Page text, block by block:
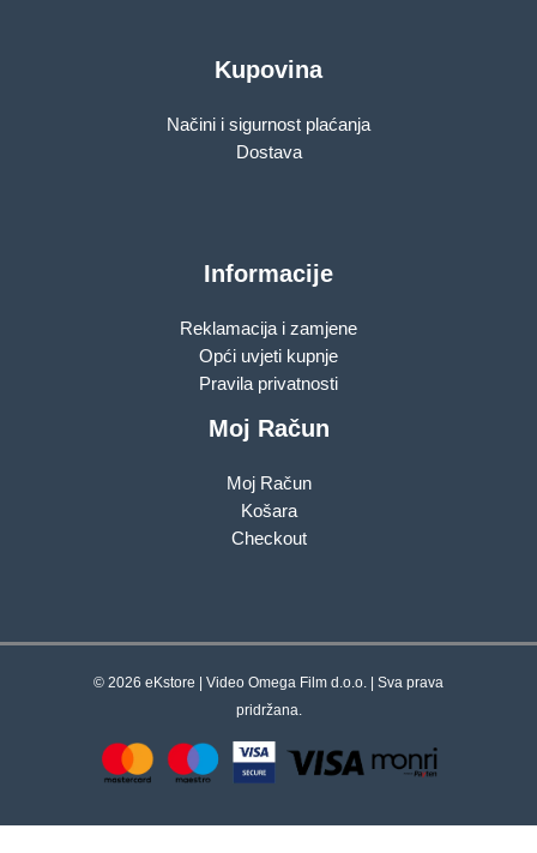
Kupovina
Načini i sigurnost plaćanja
Dostava
Informacije
Reklamacija i zamjene
Opći uvjeti kupnje
Pravila privatnosti
Moj Račun
Moj Račun
Košara
Checkout
© 2026 eKstore | Video Omega Film d.o.o. | Sva prava
pridržana.